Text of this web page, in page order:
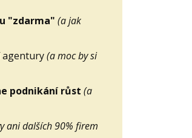
"zdarma" (a jak
agentury(a moc by si
podnikání růst (a
ani dalších 90% firem